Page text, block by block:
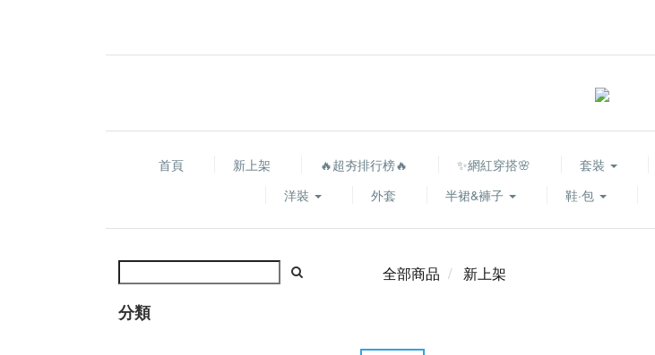
首頁 新上架 🔥超夯排行榜🔥 ✨網紅穿搭🌸 套裝
洋裝
外套 半裙&褲子 鞋·包
分類
全部商品 新上架